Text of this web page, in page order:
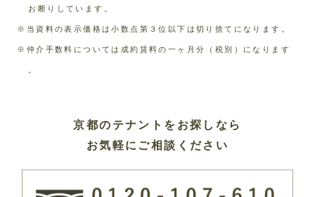
お断りしています。
※当資料の表示価格は小数点第３位以下は切り捨てになります。
※仲介手数料については成約賃料の一ヶ月分（税別）になります
京都のテナントをお探しなら
お気軽にご相談ください